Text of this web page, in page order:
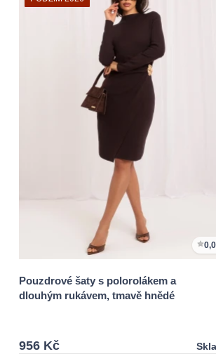
0,0
Pouzdrové šaty s polorolákem a
dlouhým rukávem, tmavě hnědé
956 Kč